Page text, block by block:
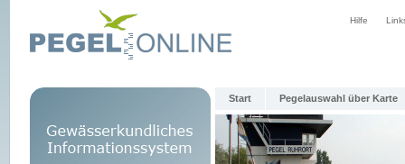
Hilfe
Start Pegelauswahl über Karte